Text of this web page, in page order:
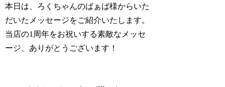
本日は、ろくちゃんのばぁば様からいた
だいたメッセージをご紹介いたします。
当店の1周年をお祝いする素敵なメッセ
ージ、ありがとうございます！